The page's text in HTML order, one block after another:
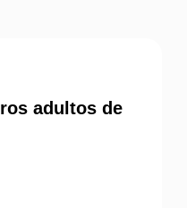
adultos de